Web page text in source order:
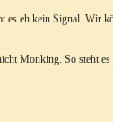
es eh kein Signal. Wir
Monking. So steht es